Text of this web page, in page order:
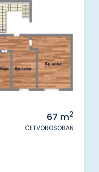
67 m2
ČETVOROSOBAN